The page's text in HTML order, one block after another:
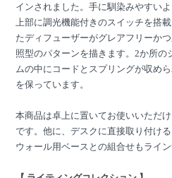
インされました。手に馴染みやすい
上部に調光機能付きのスイッチを搭
たディフューザーがグレアフリーか
照型のパターンを描きます。2か所の
ムの中にコードとスプリングが収め
を保っています。
本商品は卓上に置いてお使いいただ
です。他に、デスクに直接取り付け
ウォール用ベースとの組合せもライン